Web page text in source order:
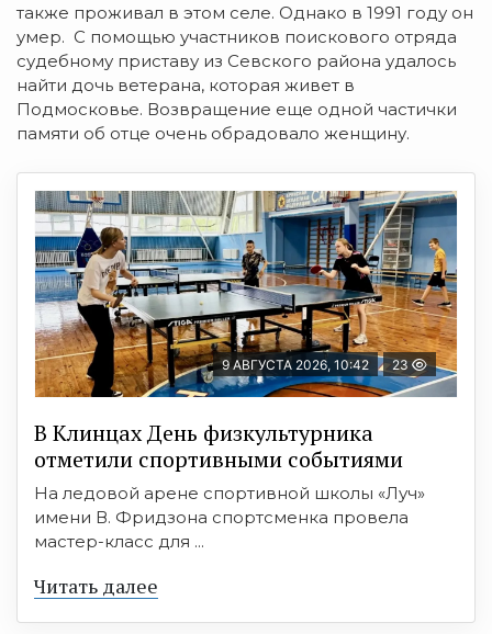
также проживал в этом селе. Однако в 1991 году он
умер. С помощью участников поискового отряда
судебному приставу из Севского района удалось
найти дочь ветерана, которая живет в
Подмосковье. Возвращение еще одной частички
памяти об отце очень обрадовало женщину.
9 АВГУСТА 2026, 10:42 23
В Клинцах День физкультурника
отметили спортивными событиями
На ледовой арене спортивной школы «Луч»
имени В. Фридзона спортсменка провела
мастер-класс для ...
Читать далее